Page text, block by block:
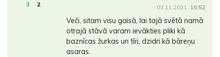
3 2 03.11.2021. 10:52
Veči, sitam visu gaisā, lai tajā svētā namā
otrajā stāvā varam ievākties pliki kā
baznīcas žurkas un tīri, dzidri kā bāreņu
asaras.